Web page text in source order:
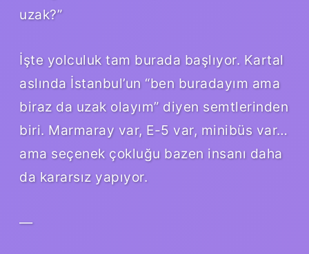
uzak?”
İşte yolculuk tam burada başlıyor. Kartal
aslında İstanbul’un “ben buradayım ama
biraz da uzak olayım” diyen semtlerinden
biri. Marmaray var, E-5 var, minibüs var…
ama seçenek çokluğu bazen insanı daha
da kararsız yapıyor.
—